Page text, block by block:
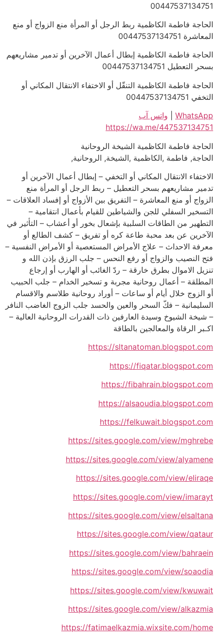
00447537134751
الحاجة فاطمة الكاظمية ربط الرجل أو المرأة منع الزواج أو منع
المعاشرة 00447537134751
الحاجة فاطمة الكاظمية إبطال أعمال الآخرين أو تدمير مشاريعهم
بسحر التعطيل 00447537134751
الحاجة فاطمة الكاظمية التنقّل أو الاختفاء الانتقال المكاني أو
التخفي 00447537134751
WhatsApp
واتس آب
https://wa.me/447537134751
الحاجة فاطمة الكاظمية الشيخة الروحانية
الحاجة, فاطمة ,الكاظمية ,الشيخة, الروحانية,
الاختفاء الانتقال المكاني أو التخفي – إبطال أعمال الآخرين أو
تدمير مشاريعهم بسحر التعطيل – ربط الرجل أو المرأة منع
الزواج أو منع المعاشرة – التفريق بين الأزواج أو إفساد العلاقات –
التسخير السفلي للجن والشياطين للقيام بأعمال انتقامية –
التطهير من الطاقات السلبية بإشعال بخور أو أعشاب – التأثير في
الآخرين عن بعد محبة طاعة كره أو تفريق – كشف الطالع أو
معرفة الاحداث – علاج الأمراض المستعصية أو الأمراض النفسية –
فتح النصيب والزواج أو رفع النحس – جلب الرزق بإذن الله و
تنزيل الاموال بطرق خارقة – ردّ الغائب أو الهارب أو إرجاع
المطلقة – أعمال روحانية مجربة و تسخير الخدام – جلب الحبيب
أو الزوج خلال أيام أو ساعات – أوراد روحانية طلاسم والاقسام
السليمانية – فكّ السحر والعين والحسد جلب الزوج الغاضب النافر
– شيخة الشيوخ وسيدة العارفين ذات القدرات الروحانية العالية –
اكـبر الرقاة والمعالجين بالطاقة
https://sltanatoman.blogspot.com
https://fiqatar.blogspot.com
https://fibahrain.blogspot.com
https://alsaoudia.blogspot.com
https://felkuwait.blogspot.com
https://sites.google.com/view/mghrebe
https://sites.google.com/view/alyamene
https://sites.google.com/view/eliraqe
https://sites.google.com/view/imarayt
https://sites.google.com/view/elsaltana
https://sites.google.com/view/qataur
https://sites.google.com/view/bahraein
https://sites.google.com/view/soaodia
https://sites.google.com/view/kwuwait
https://sites.google.com/view/alkazmia
https://fatimaelkazmia.wixsite.com/home